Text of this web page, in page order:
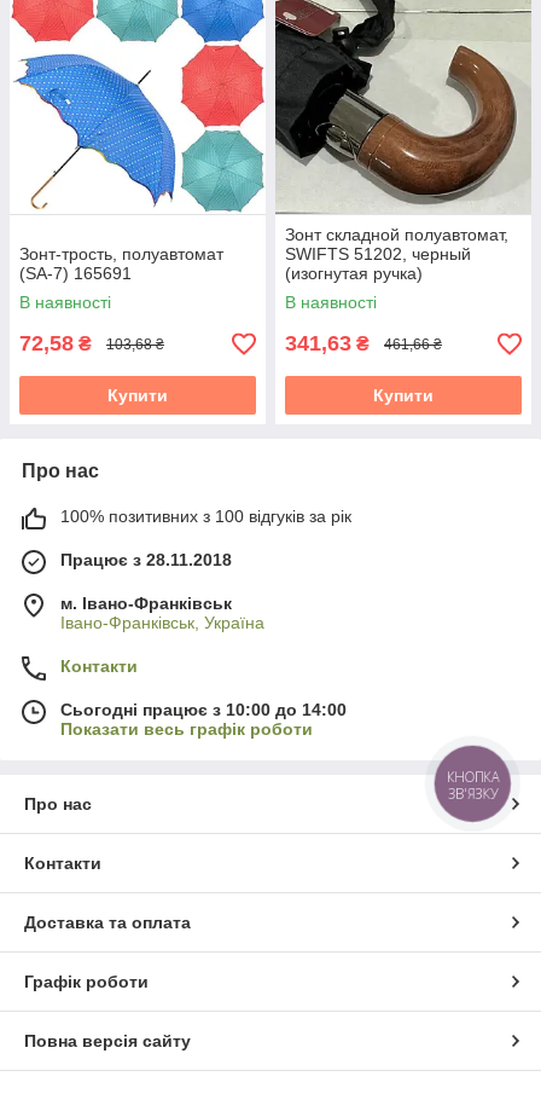
Зонт-трость, полуавтомат
(SA-7) 165691
В наявності
72,58 ₴ 103,68 ₴
Купити
Зонт складной полуавтомат,
SWIFTS 51202, черный
(изогнутая ручка)
В наявності
341,63 ₴ 461,66 ₴
Купити
Про нас
100% позитивних з 100 відгуків за рік
Працює з 28.11.2018
м. Івано-Франківськ
Івано-Франківськ, Україна
Контакти
Сьогодні працює з 10:00 до 14:00
Показати весь графік роботи
Про нас
Контакти
Доставка та оплата
Графік роботи
Повна версія сайту
КНОПКА
ЗВ'ЯЗКУ